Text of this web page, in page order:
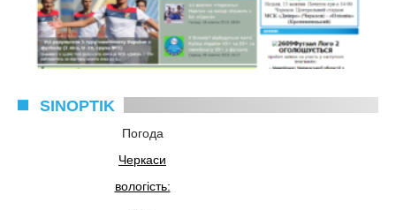
SINOPTIK
Погода
Черкаси
вологість: